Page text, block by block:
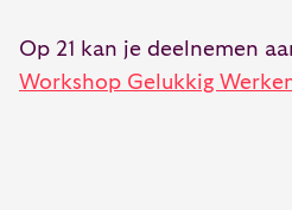
Op 21 kan je deelnemen
Workshop Gelukkig